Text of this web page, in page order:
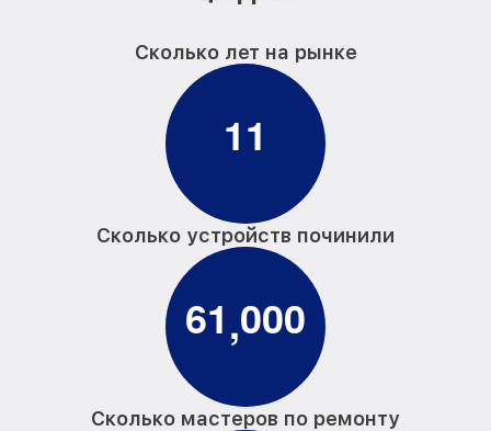
Сколько лет на рынке
11
Сколько устройств починили
61,000
Сколько мастеров по ремонту